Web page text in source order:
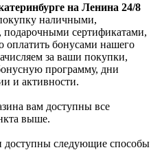
на Ленина 24/8
наличными,
сертификатами,
бонусами нашего
за ваши покупки,
программу, дни
и активности.
вам доступны все
выше.
доступны следующие способы